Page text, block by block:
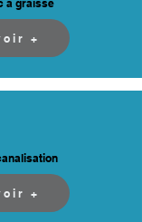
à graisse
+
+